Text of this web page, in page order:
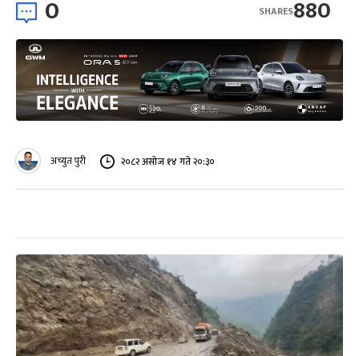
0 880
SHARES
अच्युत पुरी २०८२ असोज १४ गते २०:३०